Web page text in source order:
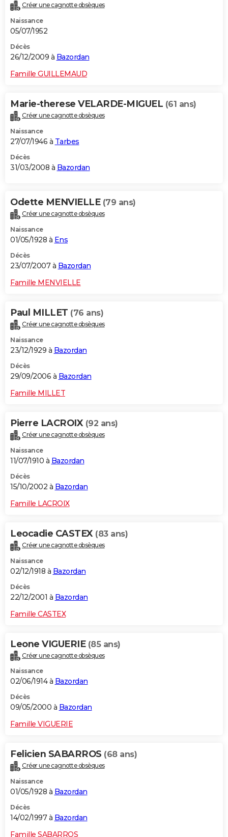
Créer une cagnotte obsèques
Naissance
05/07/1952
Décès
26/12/2009 à Bazordan
Famille GUILLEMAUD
Marie-therese VELARDE-MIGUEL (61 ans)
Créer une cagnotte obsèques
Naissance
27/07/1946 à Tarbes
Décès
31/03/2008 à Bazordan
Odette MENVIELLE (79 ans)
Créer une cagnotte obsèques
Naissance
01/05/1928 à Ens
Décès
23/07/2007 à Bazordan
Famille MENVIELLE
Paul MILLET (76 ans)
Créer une cagnotte obsèques
Naissance
23/12/1929 à Bazordan
Décès
29/09/2006 à Bazordan
Famille MILLET
Pierre LACROIX (92 ans)
Créer une cagnotte obsèques
Naissance
11/07/1910 à Bazordan
Décès
15/10/2002 à Bazordan
Famille LACROIX
Leocadie CASTEX (83 ans)
Créer une cagnotte obsèques
Naissance
02/12/1918 à Bazordan
Décès
22/12/2001 à Bazordan
Famille CASTEX
Leone VIGUERIE (85 ans)
Créer une cagnotte obsèques
Naissance
02/06/1914 à Bazordan
Décès
09/05/2000 à Bazordan
Famille VIGUERIE
Felicien SABARROS (68 ans)
Créer une cagnotte obsèques
Naissance
01/05/1928 à Bazordan
Décès
14/02/1997 à Bazordan
Famille SABARROS